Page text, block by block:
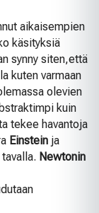
aikaisempien
käsityksiä
synny siten,että
kuten varmaan
olevien
kuin
tekee havantoja
Einstein ja
Newtonin